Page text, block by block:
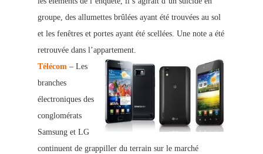
groupe, des allumettes brûlées ayant été trouvées au sol
et les fenêtres et portes ayant été scellées. Une note a été
retrouvée dans l’appartement.
Télécom – Les
branches
électroniques des
conglomérats
Samsung et LG
continuent de grappiller du terrain sur le marché